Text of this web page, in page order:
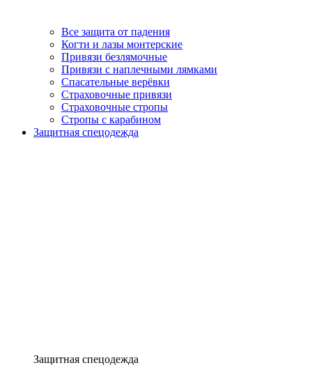
Все защита от падения
Когти и лазы монтерские
Привязи безлямочные
Привязи с наплечными лямками
Спасательные верёвки
Страховочные привязи
Страховочные стропы
Стропы с карабином
Защитная спецодежда
Защитная спецодежда